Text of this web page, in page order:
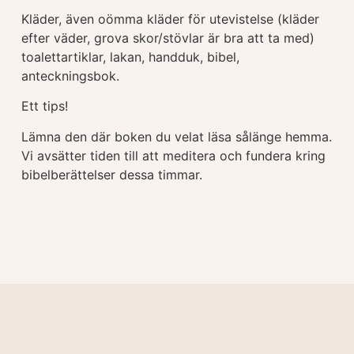
Kläder, även oömma kläder för utevistelse (kläder
efter väder, grova skor/stövlar är bra att ta med)
toalettartiklar, lakan, handduk, bibel,
anteckningsbok.
Ett tips!
Lämna den där boken du velat läsa sålänge hemma.
Vi avsätter tiden till att meditera och fundera kring
bibelberättelser dessa timmar.